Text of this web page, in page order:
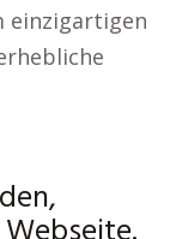
einzigartigen